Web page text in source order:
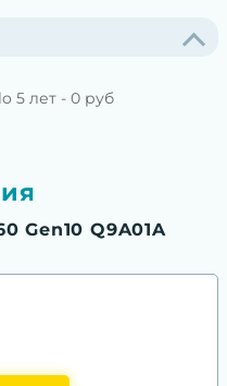
5 лет - 0 руб
Gen10 Q9A01A